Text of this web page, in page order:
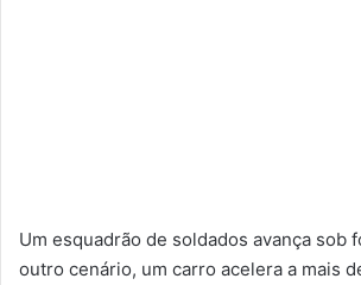
Um esquadrão de soldados avança sob
outro cenário, um carro acelera a mais